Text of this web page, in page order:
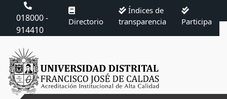
018000 -
914410
Directorio
Índices de
transparencia
Participa